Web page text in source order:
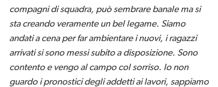
compagni di squadra, può sembrare banale ma si
sta creando veramente un bel legame. Siamo
andati a cena per far ambientare i nuovi, i ragazzi
arrivati si sono messi subito a disposizione. Sono
contento e vengo al campo col sorriso. Io non
guardo i pronostici degli addetti ai lavori, sappiamo